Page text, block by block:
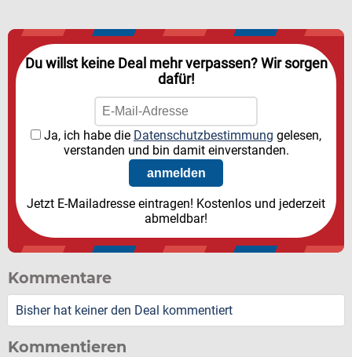
Du willst keine Deal mehr verpassen? Wir sorgen
dafür!
Ja, ich habe die Datenschutzbestimmung gelesen,
verstanden und bin damit einverstanden.
Jetzt E-Mailadresse eintragen! Kostenlos und jederzeit
abmeldbar!
Kommentare
Bisher hat keiner den Deal kommentiert
Kommentieren